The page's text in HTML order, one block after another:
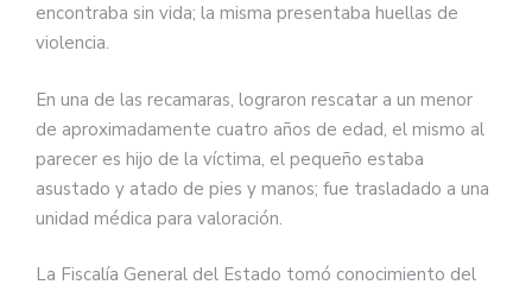
encontraba sin vida; la misma presentaba huellas de
violencia.
En una de las recamaras, lograron rescatar a un menor
de aproximadamente cuatro años de edad, el mismo al
parecer es hijo de la víctima, el pequeño estaba
asustado y atado de pies y manos; fue trasladado a una
unidad médica para valoración.
La Fiscalía General del Estado tomó conocimiento del